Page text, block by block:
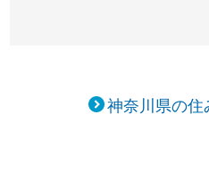
神奈川県の